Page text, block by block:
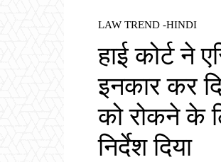
LAW TREND -HINDI
हाई कोर्ट ने
इनकार कर
को रोकने के
निर्देश दिया